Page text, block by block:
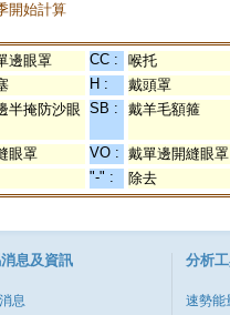
開始計算
邊眼罩 CC :
喉托
H :
戴頭罩
半掩防沙眼 SB : 戴羊毛額箍
眼罩 VO : 戴單邊開縫眼罩
"-" : 除去
息及資訊
息
分析
速勢能